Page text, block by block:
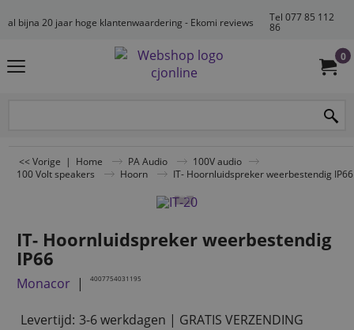
al bijna 20 jaar hoge klantenwaardering - Ekomi reviews
Tel 077 85 112
86
0
<< Vorige | Home PA Audio
100V audio
100 Volt speakers
Hoorn IT- Hoornluidspreker weerbestendig IP66
IT- Hoornluidspreker weerbestendig
IP66
Monacor 4007754031195
Levertijd: 3-6 werkdagen | GRATIS VERZENDING